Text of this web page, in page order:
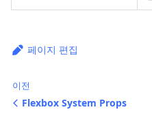
페이지 편집
이전
Flexbox System Props